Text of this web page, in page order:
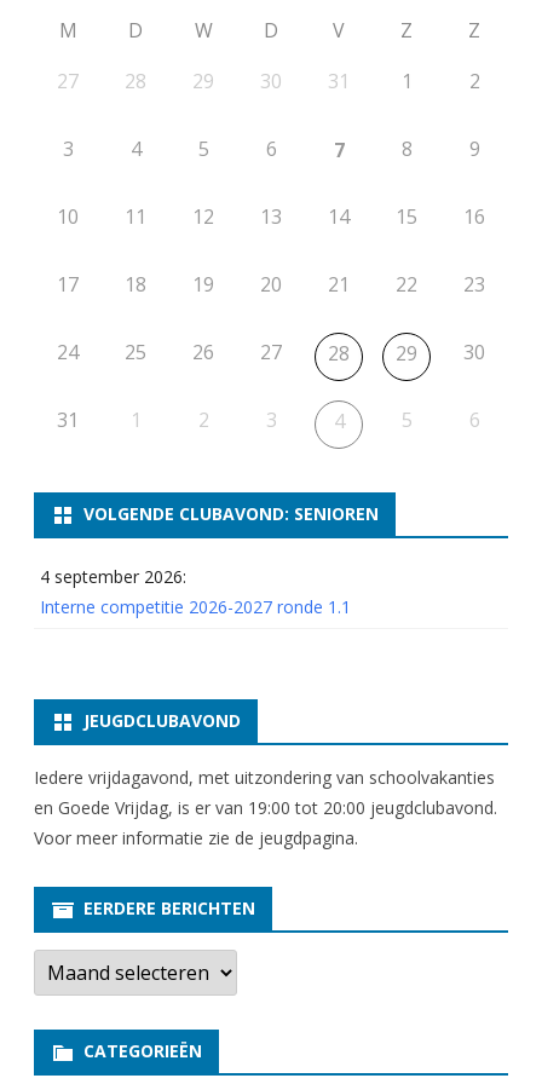
g
-
P
V
a
–
s
n
I
I
M D W D V Z
Z
27
28 29 30 31 1 2
3 4 5 6 7 8 9
10 11 12 13 14 15 16
17 18 19 20 21 22 23
24 25 26 27 28 29 30
31 1 2 3 4 5 6
VOLGENDE CLUBAVOND: SENIOREN
4 september 2026:
Interne competitie 2026-2027 ronde 1.1
JEUGDCLUBAVOND
Iedere vrijdagavond, met uitzondering van schoolvakanties
en Goede Vrijdag, is er van 19:00 tot 20:00 jeugdclubavond.
Voor meer informatie zie de jeugdpagina.
EERDERE BERICHTEN
E
r
e
e
CATEGORIEËN